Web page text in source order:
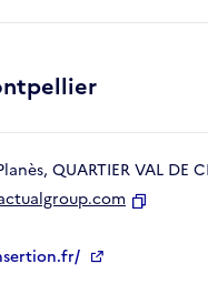
QUARTIER VAL DE